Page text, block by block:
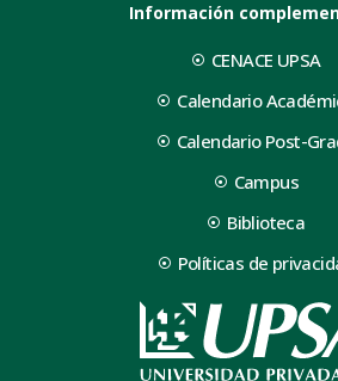
Información
CENACE UPSA
Calendario
Calendario Post-
Campus
Biblioteca
Políticas de